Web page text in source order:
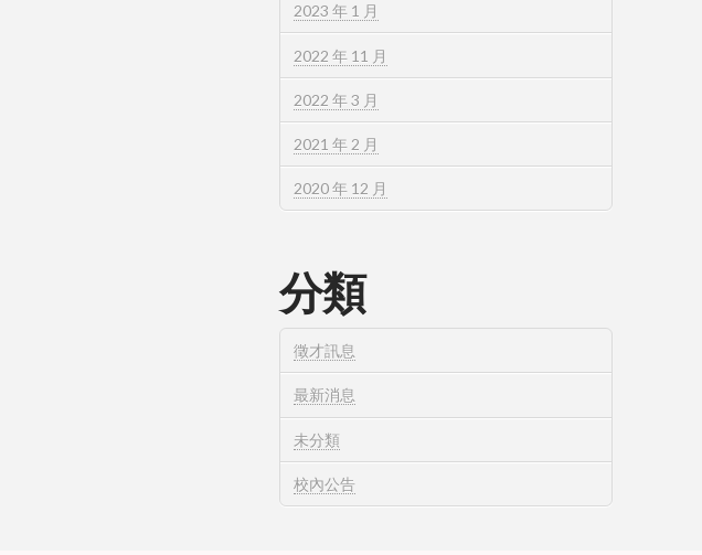
2023 年 1 月
2022 年 11 月
2022 年 3 月
2021 年 2 月
2020 年 12 月
分類
徵才訊息
最新消息
未分類
校內公告